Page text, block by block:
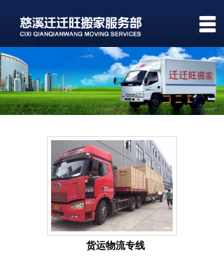
首页
关于我们
服务项目
关于价格
服务案例
新闻中心
联系我们
货运物流专线